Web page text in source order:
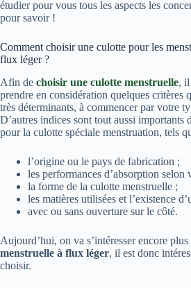
étudier pour vous tous les aspects les
pour savoir !
Comment choisir une culotte pour les
flux léger ?
Afin de choisir une culotte menstruelle, il
prendre en considération quelques critères
très déterminants, à commencer par votre
D’autres indices sont tout aussi importants
pour la culotte spéciale menstruation, tels
l’origine ou le pays de fabrication ;
les performances d’absorption selon
la forme de la culotte menstruelle ;
les matières utilisées et l’existence
avec ou sans ouverture sur le côté.
Aujourd’hui, on va s’intéresser encore plus
menstruelle à flux léger, il est donc
choisir.